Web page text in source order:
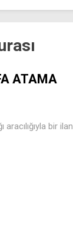
ATAMA
aracılığıyla bir ilan